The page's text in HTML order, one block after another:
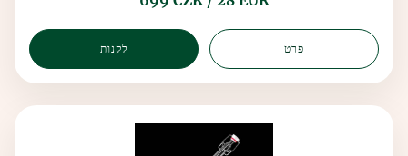
לקנות פרט